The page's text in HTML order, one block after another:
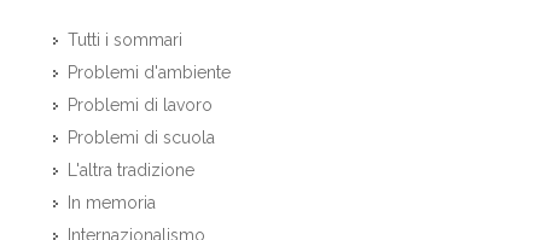
Tutti i sommari
Problemi d'ambiente
Problemi di lavoro
Problemi di scuola
L'altra tradizione
In memoria
Internazionalismo